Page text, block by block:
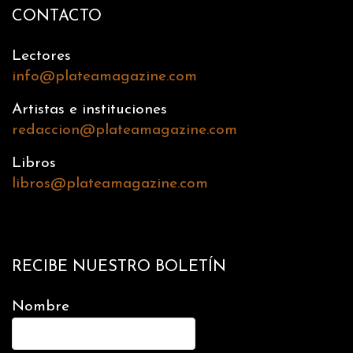
CONTACTO
Lectores
info@plateamagazine.com
Artistas e instituciones
redaccion@plateamagazine.com
Libros
libros@plateamagazine.com
RECIBE NUESTRO BOLETÍN
Nombre